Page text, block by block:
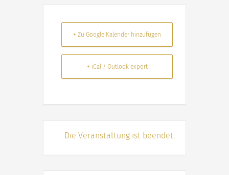
+ Zu Google Kalender hinzufügen
+ iCal / Outlook export
Die Veranstaltung ist beendet.